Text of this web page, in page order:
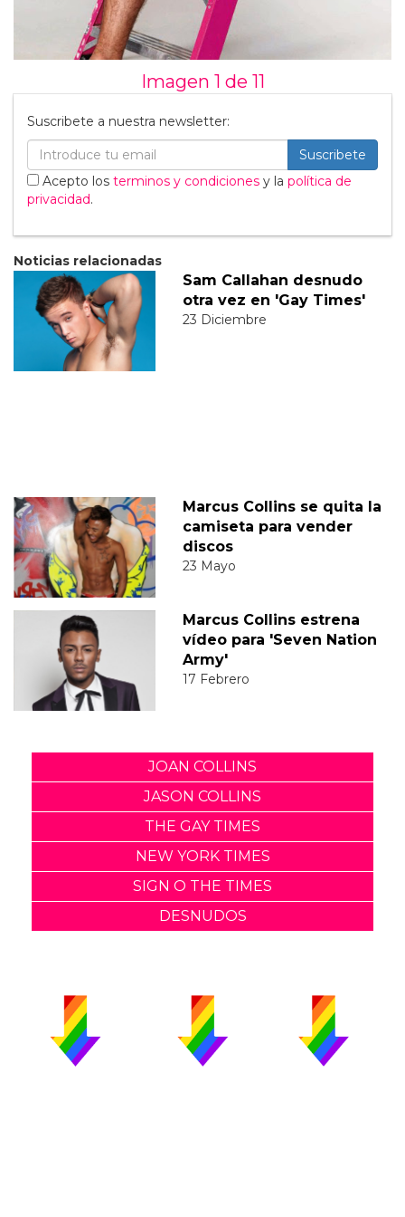
Imagen 1 de 11
Suscribete a nuestra newsletter:
Suscribete
Acepto los terminos y condiciones y la política de
privacidad.
Noticias relacionadas
Sam Callahan desnudo
otra vez en 'Gay Times'
23 Diciembre
Marcus Collins se quita la
camiseta para vender
discos
23 Mayo
Marcus Collins estrena
vídeo para 'Seven Nation
Army'
17 Febrero
JOAN COLLINS
JASON COLLINS
THE GAY TIMES
NEW YORK TIMES
SIGN O THE TIMES
DESNUDOS